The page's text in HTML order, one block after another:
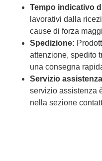
Tempo indicativo
lavorativi dalla
cause di forza
Spedizione:
attenzione, spedito
una consegna
Servizio
servizio assistenza
nella sezione